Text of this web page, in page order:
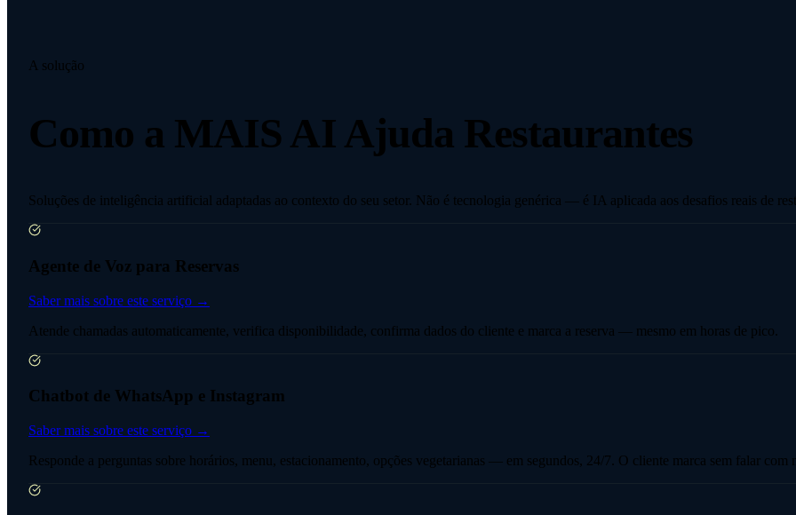
A solução
Como a MAIS AI Ajuda Restaurantes
Soluções de inteligência artificial adaptadas ao contexto do seu setor. Não é tecnologia genérica — é IA aplicada aos desafios reais de
Agente de Voz para Reservas
Saber mais sobre este serviço →
Atende chamadas automaticamente, verifica disponibilidade, confirma dados do cliente e marca a reserva — mesmo em horas de pico.
Chatbot de WhatsApp e Instagram
Saber mais sobre este serviço →
Responde a perguntas sobre horários, menu, estacionamento, opções vegetarianas — em segundos, 24/7. O cliente marca sem falar com